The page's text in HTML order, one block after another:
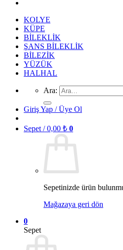
KOLYE
KÜPE
BİLEKLİK
ŞANS BİLEKLİK
BİLEZİK
YÜZÜK
HALHAL
Ara:
Giriş Yap / Üye Ol
Sepet /0,00 ₺ 0
Sepetinizde ürün
Mağazaya geri dön
0
Sepet